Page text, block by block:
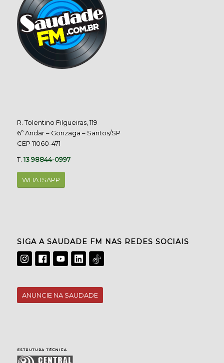
R. Tolentino Filgueiras, 119
6º Andar – Gonzaga – Santos/SP
CEP 11060-471
T.13 98844-0997
WHATSAPP
SIGA A SAUDADE FM NAS REDES SOCIAIS
ANUNCIE NA SAUDADE